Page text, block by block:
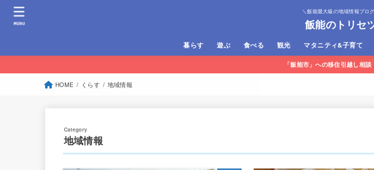
＼飯能最大級の地域情報ブロ
飯能のトリセ
暮らす 遊ぶ
BBQ・CAMP・river遊び
トレイルラン・マウンテンバイク
食べる 観光
宿泊施設
日帰り温泉
Moominvalley Park
トーベ・ヤンソンあけぼの子ども
の森公園
メッツァビレッジ
名栗湖
神社＆寺
マタニティ&子育て
MENU
「飯能市」への移住引越し相
HOME くらす 地域情報
地域情報